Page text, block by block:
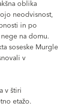
oblika
neodvisnost,
in po
na domu.
soseske Murgle
v
v štiri
etažo.